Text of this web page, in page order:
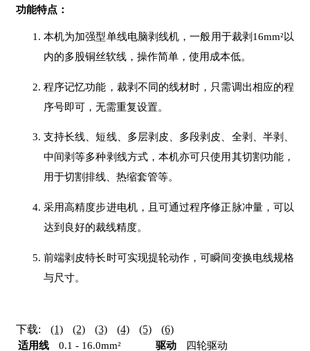
功能特点：
本机为加强型单线电脑剥线机，一般用于裁剥16mm²以
内的多股铜丝软线，操作简单，使用成本低。
程序记忆功能，裁剥不同的线材时，只需调出相应的程
序号即可，无需重复设置。
支持长线、短线、多层剥皮、多段剥皮、全剥、半剥、
中间剥等多种剥线方式，本机亦可只使用其切割功能，
用于切割排线、热缩套管等。
采用高精度步进电机，且可通过程序修正脉冲量，可以
达到良好的裁线精度。
前端剥皮特长时可实现提轮动作，可瞬间变换电线规格
与尺寸。
下载: (1) (2) (3) (4) (5) (6)
适用线 0.1 - 16.0mm² 驱动 四轮驱动